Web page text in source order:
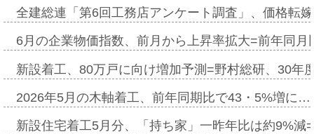
全建総連「第6回工務店アンケート調査」、価格転
6月の企業物価指数、前月から上昇率拡大=前年同
新設着工、80万戸に向け増加予測=野村総研、30年
2026年5月の木軸着工、前年同期比で43・5%増に…
新設住宅着工5月分、「持ち家」一昨年比は約9%